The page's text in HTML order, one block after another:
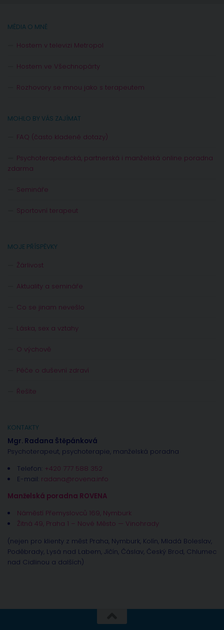
MÉDIA O MNĚ
Hostem v televizi Metropol
Hostem ve Všechnopárty
Rozhovory se mnou jako s terapeutem
MOHLO BY VÁS ZAJÍMAT
FAQ (často kladené dotazy)
Psychoterapeutická, partnerská i manželská online poradna
zdarma
Semináře
Sportovní terapeut
MOJE PŘÍSPĚVKY
Žárlivost
Aktuality a semináře
Co se jinam nevešlo
Láska, sex a vztahy
O výchově
Péče o duševní zdraví
Řešíte
KONTAKTY
Mgr. Radana Štěpánková
Psychoterapeut, psychoterapie, manželská poradna
Telefon: +420 777 588 352
E-mail: radana@rovena.info
Manželská poradna ROVENA
Náměstí Přemyslovců 169, Nymburk
Žitná 49, Praha 1 – Nové Město — Vinohrady
(nejen pro klienty z měst Praha, Nymburk, Kolín, Mladá Boleslav,
Poděbrady, Lysá nad Labem, Jíčín, Čáslav, Český Brod, Chlumec
nad Cidlinou a dalších)